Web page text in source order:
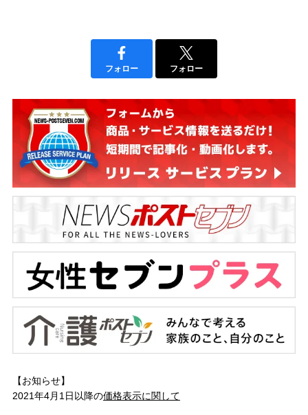
フォロー フォロー
【お知らせ】
2021年4月1日以降の価格表示に関して